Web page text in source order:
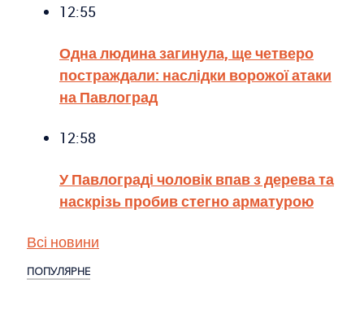
12:55
Одна людина загинула, ще четверо
постраждали: наслідки ворожої атаки
на Павлоград
12:58
У Павлограді чоловік впав з дерева та
наскрізь пробив стегно арматурою
Всі новини
ПОПУЛЯРНЕ